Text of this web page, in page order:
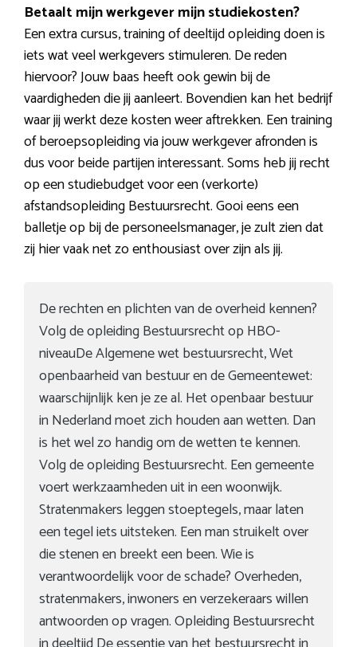
Betaalt mijn werkgever mijn studiekosten?
Een extra cursus, training of deeltijd opleiding doen is
iets wat veel werkgevers stimuleren. De reden
hiervoor? Jouw baas heeft ook gewin bij de
vaardigheden die jij aanleert. Bovendien kan het bedrijf
waar jij werkt deze kosten weer aftrekken. Een training
of beroepsopleiding via jouw werkgever afronden is
dus voor beide partijen interessant. Soms heb jij recht
op een studiebudget voor een (verkorte)
afstandsopleiding Bestuursrecht. Gooi eens een
balletje op bij de personeelsmanager, je zult zien dat
zij hier vaak net zo enthousiast over zijn als jij.
De rechten en plichten van de overheid kennen?
Volg de opleiding Bestuursrecht op HBO-
niveauDe Algemene wet bestuursrecht, Wet
openbaarheid van bestuur en de Gemeentewet:
waarschijnlijk ken je ze al. Het openbaar bestuur
in Nederland moet zich houden aan wetten. Dan
is het wel zo handig om de wetten te kennen.
Volg de opleiding Bestuursrecht. Een gemeente
voert werkzaamheden uit in een woonwijk.
Stratenmakers leggen stoeptegels, maar laten
een tegel iets uitsteken. Een man struikelt over
die stenen en breekt een been. Wie is
verantwoordelijk voor de schade? Overheden,
stratenmakers, inwoners en verzekeraars willen
antwoorden op vragen. Opleiding Bestuursrecht